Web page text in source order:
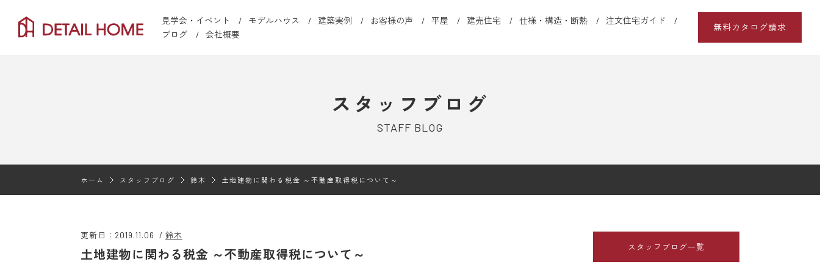
見学会・イベント モデルハウス 建築実例 お客様の声 平屋 建売住宅 仕様・構造・断熱
注文住宅ガイド
ブログ
会社概要
無料カタログ請求
スタッフブログ
STAFF BLOG
ホーム スタッフブログ 鈴木 土地建物に関わる税金 ～不動産取得税について～
更新日：2019.11.06 / 鈴木
土地建物に関わる税金 ～不動産取得税について～ スタッフブログ一覧